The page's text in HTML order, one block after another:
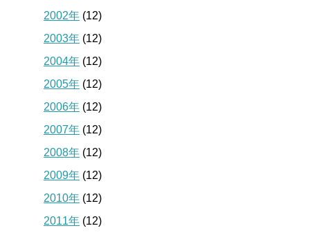
2002年 (12)
2003年 (12)
2004年 (12)
2005年 (12)
2006年 (12)
2007年 (12)
2008年 (12)
2009年 (12)
2010年 (12)
2011年 (12)